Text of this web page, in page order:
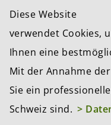
Vorname*
Nachname*
E-Mail*
Diese Website
verwendet Cookies,
Ihnen eine
Mit der Annahme
Sie ein
Schweiz sind. >